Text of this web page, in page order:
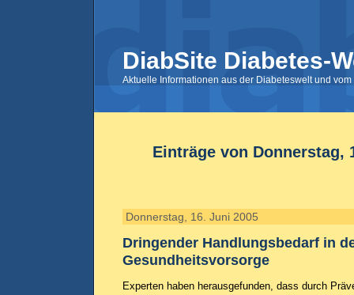
DiabSite Diabetes-
Aktuelle Informationen aus der Diabeteswelt und
Einträge von Donnerstag,
Donnerstag, 16. Juni 2005
Dringender Handlungsbedarf in
Gesundheitsvorsorge
Experten haben herausgefunden, dass durch